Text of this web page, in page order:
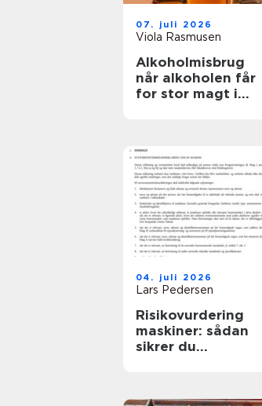
07. juli 2026
Viola Rasmusen
Alkoholmisbrug
når alkoholen får
for stor magt i
04. juli 2026
Lars Pedersen
Risikovurdering
maskiner: sådan
sikrer du